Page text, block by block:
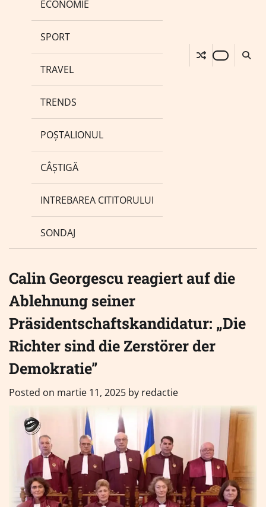
ECONOMIE
SPORT
TRAVEL
TRENDS
POȘTALIONUL
CÂȘTIGĂ
INTREBAREA CITITORULUI
SONDAJ
Calin Georgescu reagiert auf die
Ablehnung seiner
Präsidentschaftskandidatur: „Die
Richter sind die Zerstörer der
Demokratie”
Posted on martie 11, 2025 by redactie